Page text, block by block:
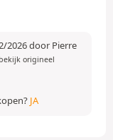
2026 door Pierre
bekijk origineel
JA